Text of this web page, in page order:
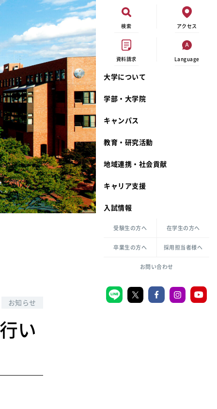
検索 アクセス
資料請求 Language
大学について
宮城学院 校歌
礼拝堂
カリキュラム・ポリシー
倫理憲章
ハラスメントの防止
共生のための多様性宣言
学部・大学院
生活文化デザイン学科
一般教育課程
キャンパス
奨学金
大学祭
キャンパスメンバーズ
教職センター
学芸員課程
図書館司書課程
教育・研究活動動物実験に関する情報公開
キリスト教文化研究所
生活環境科学研究所
地域連携・社会貢献
カリキュラム・入室方法
キャリア支援
入試情報
受験生の方へ 在学生の方へ
卒業生の方へ 採用担当者様へ
お問い合わせ
お知らせ
い